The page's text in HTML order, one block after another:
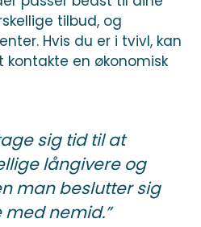
tilbud, og
Hvis du er i tvivl, kan
en økonomisk
sig tid til at
långivere og
man beslutter sig
nemid.”